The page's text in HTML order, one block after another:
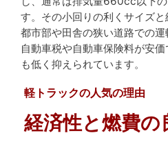
す。その小回りの利くサイズと
都市部や田舎の狭い道路での
自動車税や自動車保険料が安
も低く抑えられています。
軽トラックの人気の理由
経済性と燃費の